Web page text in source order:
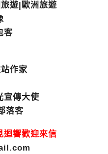
遊|歐洲旅遊
客
作家
宣傳大使
落客
迴響歡迎來信